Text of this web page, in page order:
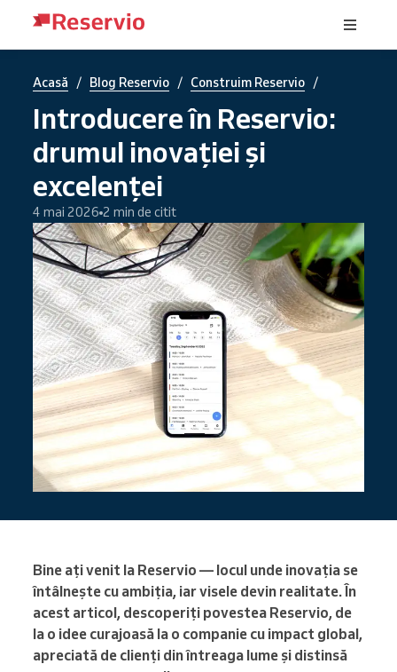
Acasă / Blog Reservio / Construim Reservio /
Introducere în Reservio:
drumul inovației și
excelenței
4 mai 2026 2 min de citit
Bine ați venit la Reservio — locul unde inovația se
întâlnește cu ambiția, iar visele devin realitate. În
acest articol, descoperiți povestea Reservio, de
la o idee curajoasă la o companie cu impact global,
apreciată de clienți din întreaga lume și distinsă